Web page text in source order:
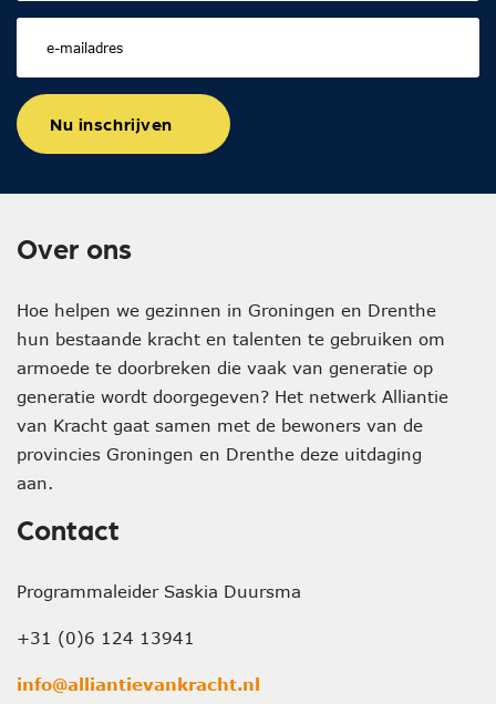
Nu inschrijven
Over ons
Hoe helpen we gezinnen in Groningen en Drenthe
hun bestaande kracht en talenten te gebruiken om
armoede te doorbreken die vaak van generatie op
generatie wordt doorgegeven? Het netwerk Alliantie
van Kracht gaat samen met de bewoners van de
provincies Groningen en Drenthe deze uitdaging
aan.
Contact
Programmaleider Saskia Duursma
+31 (0)6 124 13941
info@alliantievankracht.nl